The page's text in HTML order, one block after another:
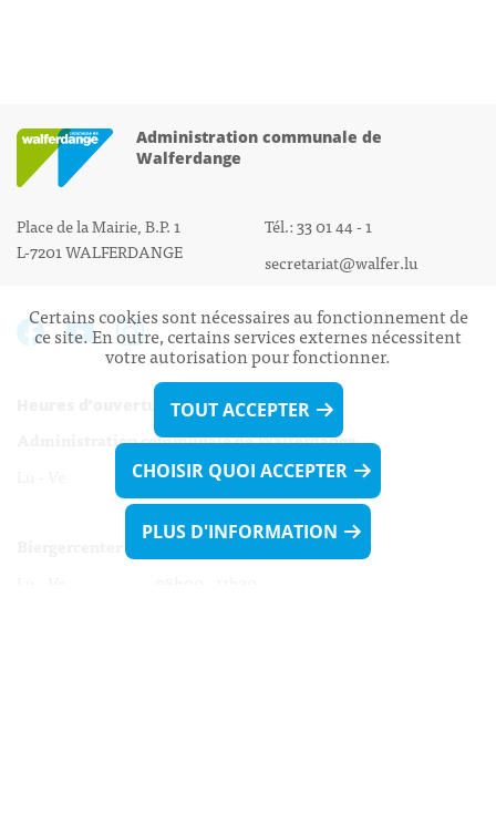
Administration communale de
Walferdange
Place de la Mairie, B.P. 1
L-7201 WALFERDANGE
Tél.: 33 01 44 - 1
secretariat@walfer.lu
Heures d’ouverture:
Administration communale de Walferdange
Lu - Ve 08h00 - 11h30
13h30 - 16h00
Certains cookies sont nécessaires au fonctionnement de
ce site. En outre, certains services externes nécessitent
votre autorisation pour fonctionner.
TOUT ACCEPTER
CHOISIR QUOI ACCEPTER
PLUS D'INFORMATION